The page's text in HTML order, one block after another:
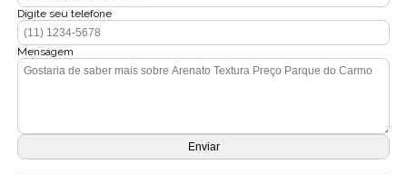
Digite seu telefone
Mensagem